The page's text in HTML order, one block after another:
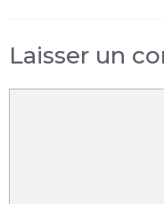
Laisser un